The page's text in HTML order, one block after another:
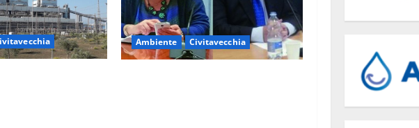
Ambiente Civitavecchia